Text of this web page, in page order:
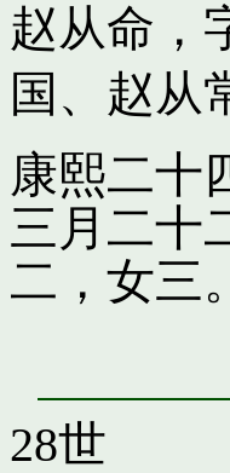
赵从命，
国 、 赵从
康熙二十
三月二十
二，女三。
28世